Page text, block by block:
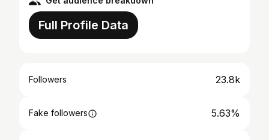
Full Profile Data
Followers 23.8k
Fake followers 5.63%